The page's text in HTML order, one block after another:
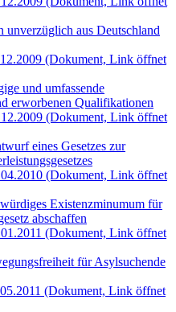
unverzüglich aus Deutschland
(Dokument, Link öffnet
und umfassende
erworbenen Qualifikationen
(Dokument, Link öffnet
eines Gesetzes zur
(Dokument, Link öffnet
Existenzminumum für
abschaffen
(Dokument, Link öffnet
für Asylsuchende
(Dokument, Link öffnet